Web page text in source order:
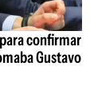
confirmar
Gustavo